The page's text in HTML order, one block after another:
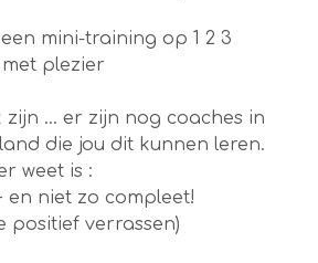
mini-training op 1 2 3
plezier
zijn ... er zijn nog coaches in
die jou dit kunnen leren.
weet is :
en niet zo compleet!
positief verrassen)